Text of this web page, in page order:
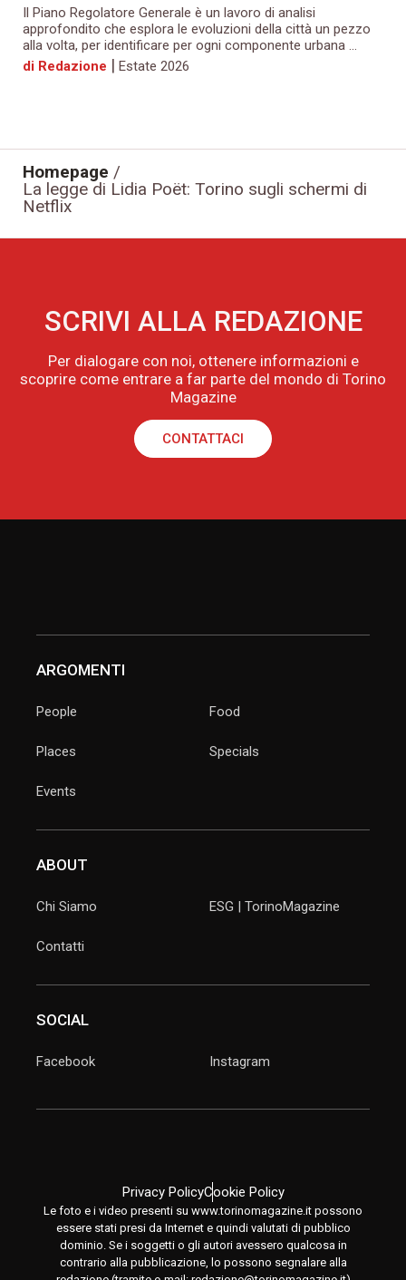
Il Piano Regolatore Generale è un lavoro di analisi
approfondito che esplora le evoluzioni della città un pezzo
alla volta, per identificare per ogni componente urbana ...
di Redazione | Estate 2026
Homepage /
La legge di Lidia Poët: Torino sugli schermi di
Netflix
SCRIVI ALLA REDAZIONE
Per dialogare con noi, ottenere informazioni e
scoprire come entrare a far parte del mondo di Torino
Magazine
CONTATTACI
ARGOMENTI
People
Places
Events
Food
Specials
ABOUT
Chi Siamo
Contatti
ESG | TorinoMagazine
SOCIAL
Facebook Instagram
Privacy PolicyCookie Policy
Le foto e i video presenti su www.torinomagazine.it possono
essere stati presi da Internet e quindi valutati di pubblico
dominio. Se i soggetti o gli autori avessero qualcosa in
contrario alla pubblicazione, lo possono segnalare alla